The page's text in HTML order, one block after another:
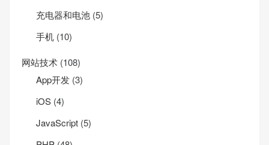
充电器和电池 (5)
手机 (10)
网站技术 (108)
App开发 (3)
iOS (4)
JavaScript (5)